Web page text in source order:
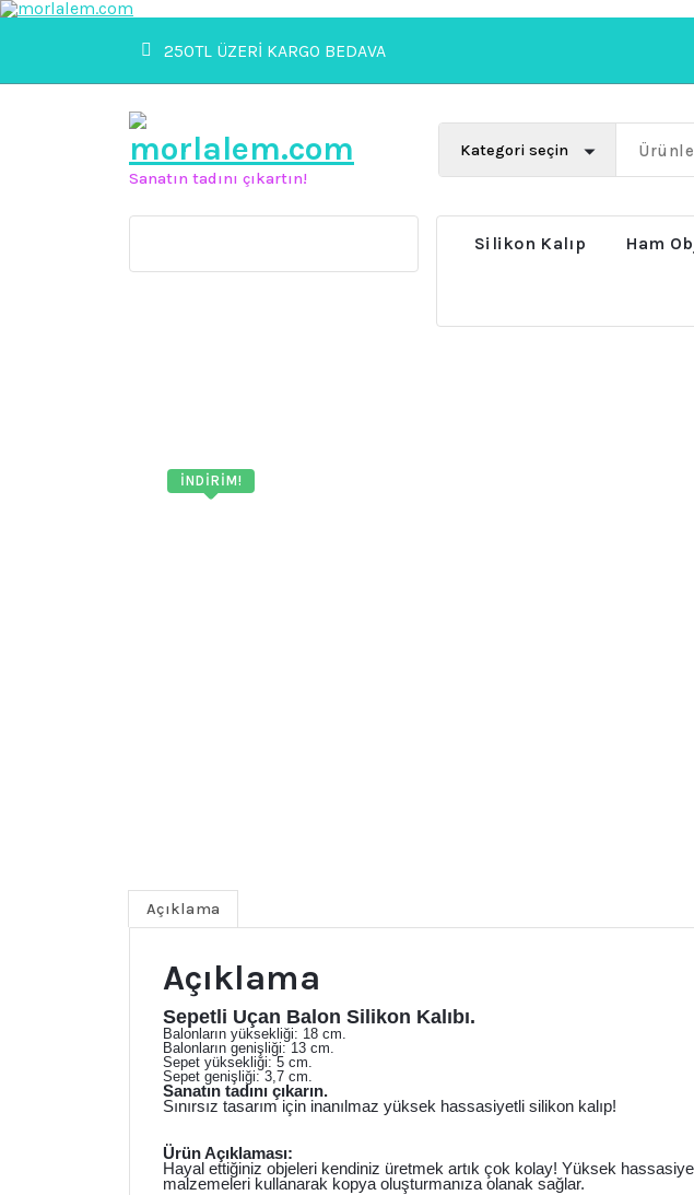
İçeriğe
geç
250TL ÜZERİ KARGO BEDAVA
Sanatın tadını çıkartın!
Silikon Kalıp Ham
İNDIRIM!
Açıklama
Açıklama
Sepetli Uçan Balon Silikon Kalıbı.
Balonların yüksekliği: 18 cm.
Balonların genişliği: 13 cm.
Sepet yüksekliği: 5 cm.
Sepet genişliği: 3,7 cm.
Sanatın tadını çıkarın.
Sınırsız tasarım için inanılmaz yüksek hassasiyetli silikon kalıp!
Ürün Açıklaması:
Hayal ettiğiniz objeleri kendiniz üretmek artık çok kolay! Yüksek
malzemeleri kullanarak kopya oluşturmanıza olanak sağlar.